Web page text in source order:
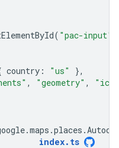
( "pac-input"
country : "us"
},
, "geometry" ,
.maps .places .
index. ts